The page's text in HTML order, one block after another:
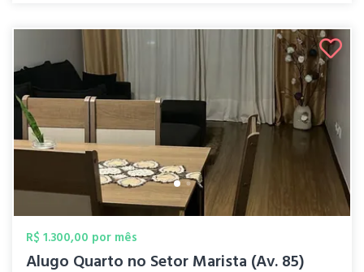
R$ 1.300,00 por mês
Alugo Quarto no Setor Marista (Av. 85)